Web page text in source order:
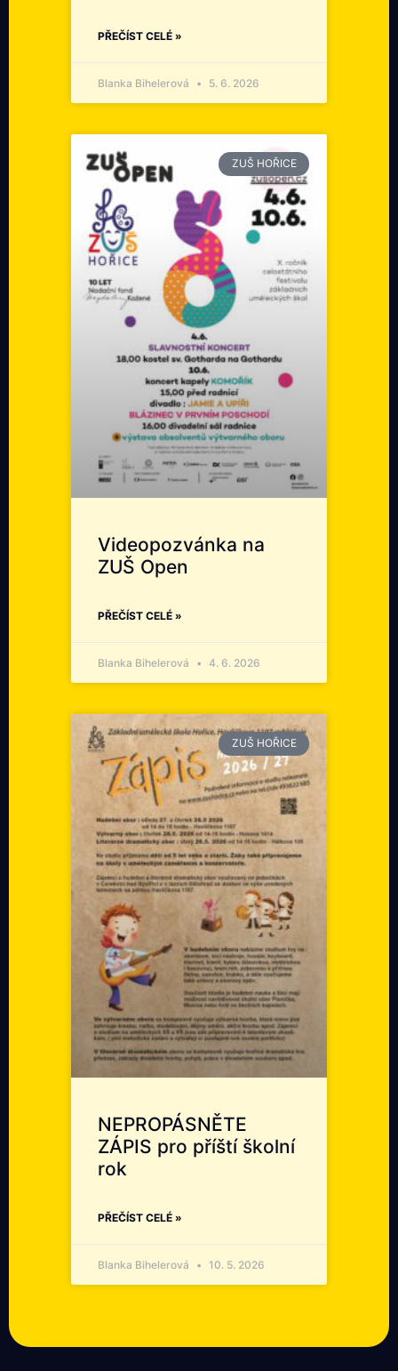
PŘEČÍST CELÉ »
Blanka Bihelerová 5. 6. 2026
ZUŠ HOŘICE
Videopozvánka na
ZUŠ Open
PŘEČÍST CELÉ »
Blanka Bihelerová 4. 6. 2026
ZUŠ HOŘICE
NEPROPÁSNĚTE
ZÁPIS pro příští školní
rok
PŘEČÍST CELÉ »
Blanka Bihelerová 10. 5. 2026